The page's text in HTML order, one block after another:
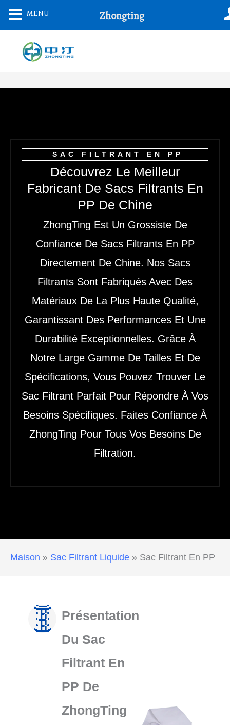
Au
SAC FILTRANT EN PP
Découvrez Le Meilleur
Fabricant De Sacs Filtrants En
PP De Chine
ZhongTing Est Un Grossiste De
Confiance De Sacs Filtrants En PP
Directement De Chine. Nos Sacs
Filtrants Sont Fabriqués Avec Des
Matériaux De La Plus Haute Qualité,
Garantissant Des Performances Et Une
Durabilité Exceptionnelles. Grâce À
Notre Large Gamme De Tailles Et De
Spécifications, Vous Pouvez Trouver Le
Sac Filtrant Parfait Pour Répondre À Vos
Besoins Spécifiques. Faites Confiance À
ZhongTing Pour Tous Vos Besoins De
Filtration.
Maison » Sac Filtrant Liquide » Sac Filtrant En PP
Présentation
Du Sac
Filtrant En
PP De
ZhongTing
MENU Zhongting